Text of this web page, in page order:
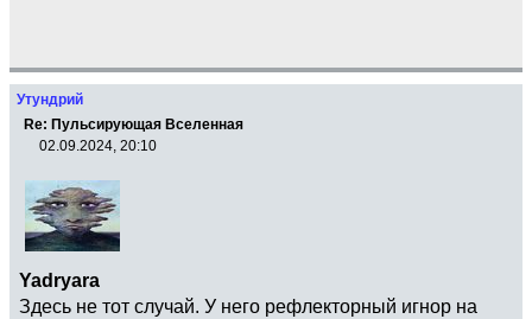
Утундрий
Re: Пульсирующая Вселенная
02.09.2024, 20:10
Yadryara
Здесь не тот случай. У него рефлекторный игнор на